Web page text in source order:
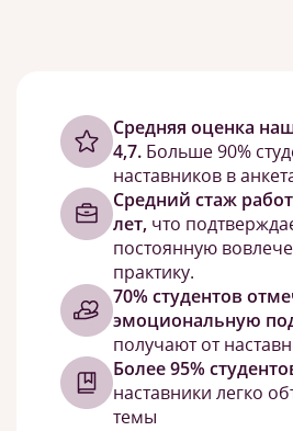
Cредняя оценка
4,7. Больше 90%
наставников в
Средний стаж
лет, что
постоянную
практику.
70% студентов
эмоциональную
получают от
Более 95%
наставники легко
темы